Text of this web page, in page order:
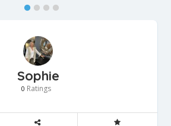
Sophie
0 Ratings